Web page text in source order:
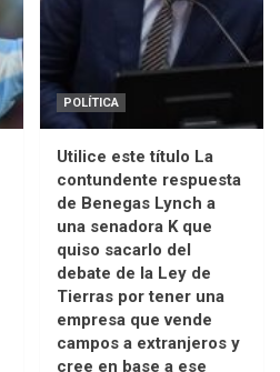
POLÍTICA
Utilice este título La
contundente respuesta
de Benegas Lynch a
una senadora K que
quiso sacarlo del
debate de la Ley de
Tierras por tener una
empresa que vende
campos a extranjeros y
cree en base a ese